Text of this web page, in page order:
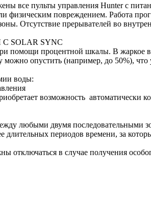
все пульты управления Hunter с
физическим повреждением. Работа
Отсутствие прерывателей во
SYNC
помощи процентной шкалы. В жаркое
опустить (например, до 50%),
воды:
возможность автоматически
любыми двумя последовательными
периодов времени, за
отключаться в случае получения